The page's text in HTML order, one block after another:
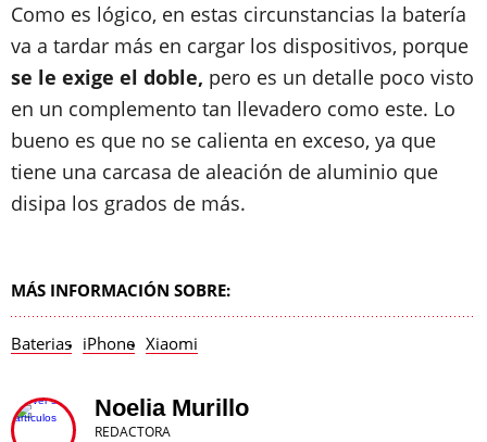
Como es lógico, en estas circunstancias la batería
va a tardar más en cargar los dispositivos, porque
se le exige el doble, pero es un detalle poco visto
en un complemento tan llevadero como este. Lo
bueno es que no se calienta en exceso, ya que
tiene una carcasa de aleación de aluminio que
disipa los grados de más.
MÁS INFORMACIÓN SOBRE:
Baterias iPhone Xiaomi
Noelia Murillo
REDACTORA